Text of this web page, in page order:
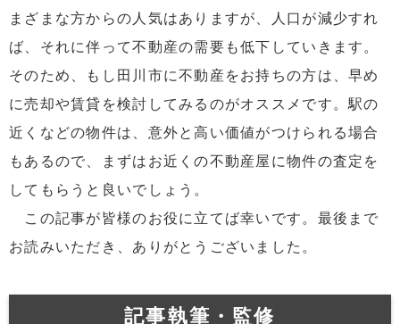
まざまな方からの人気はありますが、人口が減少すれ
ば、それに伴って不動産の需要も低下していきます。
そのため、もし田川市に不動産をお持ちの方は、早め
に売却や賃貸を検討してみるのがオススメです。駅の
近くなどの物件は、意外と高い価値がつけられる場合
もあるので、まずはお近くの不動産屋に物件の査定を
してもらうと良いでしょう。
この記事が皆様のお役に立てば幸いです。最後まで
お読みいただき、ありがとうございました。
記事執筆・監修